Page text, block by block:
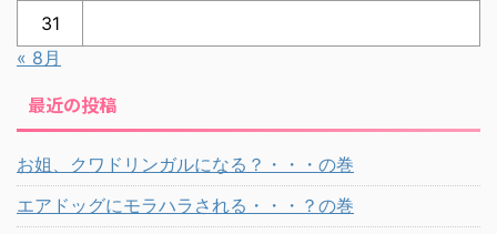
31
« 8月
最近の投稿
お姐、クワドリンガルになる？・・・の巻
エアドッグにモラハラされる・・・？の巻